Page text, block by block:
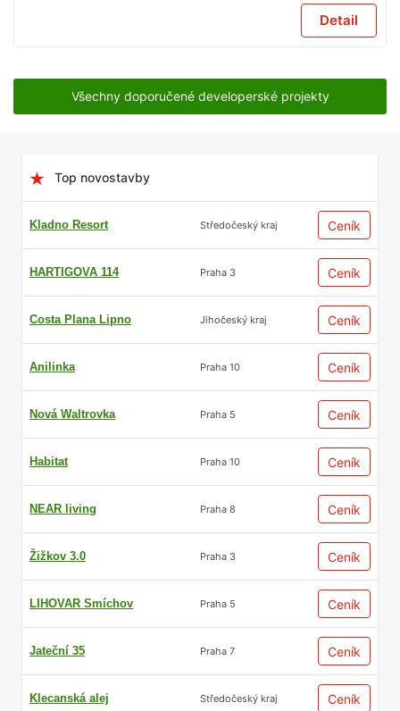
Detail
Všechny doporučené developerské projekty
Top novostavby
Kladno Resort Středočeský kraj Ceník
HARTIGOVA 114 Praha 3 Ceník
Costa Plana Lipno Jihočeský kraj Ceník
Anilinka Praha 10 Ceník
Nová Waltrovka Praha 5 Ceník
Habitat Praha 10 Ceník
NEAR living Praha 8 Ceník
Žižkov 3.0 Praha 3 Ceník
LIHOVAR Smíchov Praha 5 Ceník
Jateční 35 Praha 7 Ceník
Klecanská alej Středočeský kraj Ceník